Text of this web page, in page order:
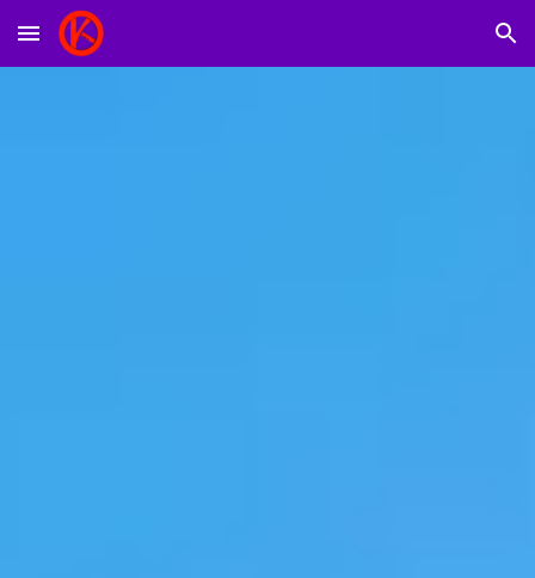
Skip to main content Skip to navigation